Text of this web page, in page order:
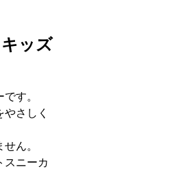
ッズ
す。
さしく
ん。
スニーカ